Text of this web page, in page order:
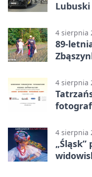
4 sierpnia
89-
4 sierpnia
4 sierpnia